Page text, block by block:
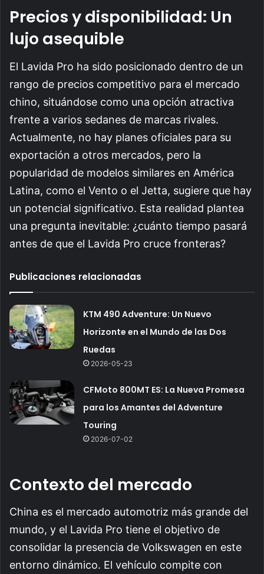
Precios y disponibilidad: Un
lujo asequible
El Lavida Pro ha sido posicionado dentro de un
rango de precios competitivo para el mercado
chino, situándose como una opción atractiva
frente a varios sedanes de marcas rivales.
Actualmente, no hay planes oficiales para su
exportación a otros mercados, pero la
popularidad de modelos similares en América
Latina, como el Vento o el Jetta, sugiere que hay
un potencial significativo. Esta realidad plantea
una pregunta inevitable: ¿cuánto tiempo pasará
antes de que el Lavida Pro cruce fronteras?
Publicaciones relacionadas
KTM 490 Adventure: Un Nuevo
Horizonte en el Mundo de las Dos
Ruedas
2026-05-23
CFMoto 800MT ES: La Nueva Promesa
para los Amantes del Adventure
Touring
2026-07-02
Contexto del mercado
China es el mercado automotriz más grande del
mundo, y el Lavida Pro tiene el objetivo de
consolidar la presencia de Volkswagen en este
entorno dinámico. El vehículo compite con